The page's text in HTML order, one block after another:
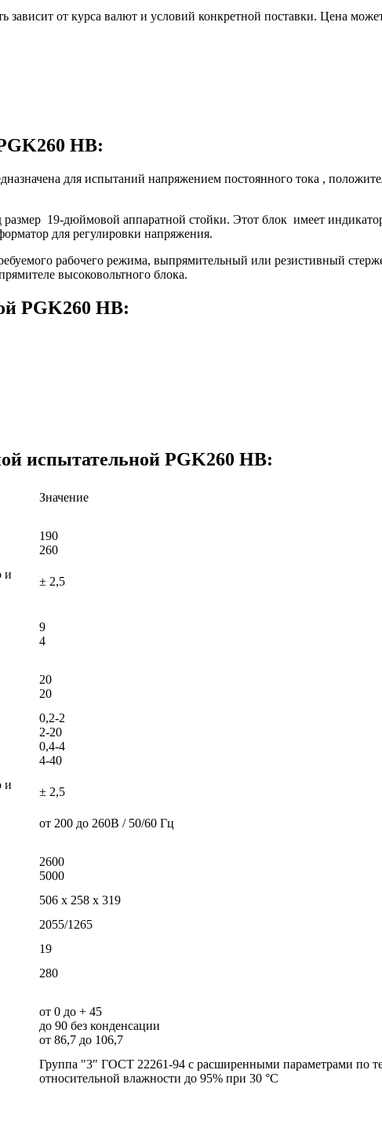
от курса валют и условий конкретной поставки. Цена
HB:
для испытаний напряжением постоянного тока ,
19-дюймовой аппаратной стойки. Этот блок имеет
для регулировки напряжения.
рабочего режима, выпрямительный или резистивный
высоковольтного блока.
PGK260 HB:
испытательной PGK260 HB:
Значение
190
260
и
± 2,5
9
4
20
20
0,2-2
2-20
0,4-4
4-40
и
± 2,5
от 200 до 260В / 50/60 Гц
2600
5000
506 х 258 х 319
2055/1265
19
280
от 0 до + 45
до 90 без конденсации
от 86,7 до 106,7
Группа "3" ГОСТ 22261-94 с расширенными параметрами по
относительной влажности до 95% при 30 °С